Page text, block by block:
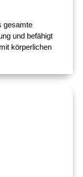
gesamte
und befähigt
körperlichen